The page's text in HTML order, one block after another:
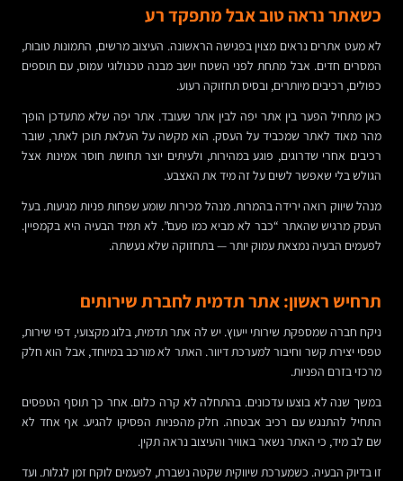
כשאתר נראה טוב אבל מתפקד רע
לא מעט אתרים נראים מצוין בפגישה הראשונה. העיצוב מרשים, התמונות טובות,
המסרים חדים. אבל מתחת לפני השטח יושב מבנה טכנולוגי עמוס, עם תוספים
כפולים, רכיבים מיותרים, ובסיס תחזוקה רעוע.
כאן מתחיל הפער בין אתר יפה לבין אתר שעובד. אתר יפה שלא מתעדכן הופך
מהר מאוד לאתר שמכביד על העסק. הוא מקשה על העלאת תוכן לאתר, שובר
רכיבים אחרי שדרוגים, פוגע במהירות, ולעיתים יוצר תחושת חוסר אמינות אצל
הגולש בלי שאפשר לשים על זה מיד את האצבע.
מנהל שיווק רואה ירידה בהמרות. מנהל מכירות שומע שפחות פניות מגיעות. בעל
העסק מרגיש שהאתר “כבר לא מביא כמו פעם”. לא תמיד הבעיה היא בקמפיין.
לפעמים הבעיה נמצאת עמוק יותר — בתחזוקה שלא נעשתה.
תרחיש ראשון: אתר תדמית לחברת שירותים
ניקח חברה שמספקת שירותי ייעוץ. יש לה אתר תדמית, בלוג מקצועי, דפי שירות,
טפסי יצירת קשר וחיבור למערכת דיוור. האתר לא מורכב במיוחד, אבל הוא חלק
מרכזי בזרם הפניות.
במשך שנה לא בוצעו עדכונים. בהתחלה לא קרה כלום. אחר כך תוסף הטפסים
התחיל להתנגש עם רכיב אבטחה. חלק מהפניות הפסיקו להגיע. אף אחד לא
שם לב מיד, כי האתר נשאר באוויר והעיצוב נראה תקין.
זו בדיוק הבעיה. כשמערכת שיווקית שקטה נשברת, לפעמים לוקח זמן לגלות. ועד